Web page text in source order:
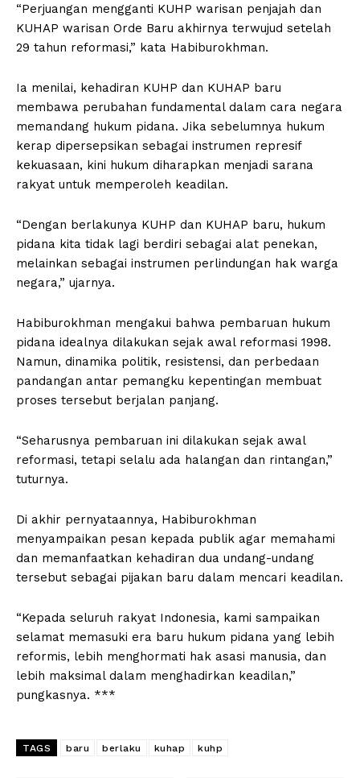
“Perjuangan mengganti KUHP warisan penjajah dan
KUHAP warisan Orde Baru akhirnya terwujud setelah
29 tahun reformasi,” kata Habiburokhman.
Ia menilai, kehadiran KUHP dan KUHAP baru
membawa perubahan fundamental dalam cara negara
memandang hukum pidana. Jika sebelumnya hukum
kerap dipersepsikan sebagai instrumen represif
kekuasaan, kini hukum diharapkan menjadi sarana
rakyat untuk memperoleh keadilan.
“Dengan berlakunya KUHP dan KUHAP baru, hukum
pidana kita tidak lagi berdiri sebagai alat penekan,
melainkan sebagai instrumen perlindungan hak warga
negara,” ujarnya.
Habiburokhman mengakui bahwa pembaruan hukum
pidana idealnya dilakukan sejak awal reformasi 1998.
Namun, dinamika politik, resistensi, dan perbedaan
pandangan antar pemangku kepentingan membuat
proses tersebut berjalan panjang.
“Seharusnya pembaruan ini dilakukan sejak awal
reformasi, tetapi selalu ada halangan dan rintangan,”
tuturnya.
Di akhir pernyataannya, Habiburokhman
menyampaikan pesan kepada publik agar memahami
dan memanfaatkan kehadiran dua undang-undang
tersebut sebagai pijakan baru dalam mencari keadilan.
“Kepada seluruh rakyat Indonesia, kami sampaikan
selamat memasuki era baru hukum pidana yang lebih
reformis, lebih menghormati hak asasi manusia, dan
lebih maksimal dalam menghadirkan keadilan,”
pungkasnya. ***
TAGS baru berlaku kuhap kuhp